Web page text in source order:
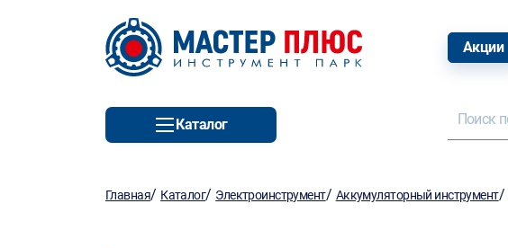
Акции
Каталог
Главная/ Каталог/ Электроинструмент/ Аккумуляторный инструмент/